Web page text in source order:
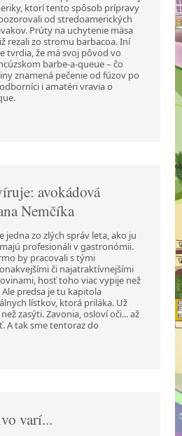
ktorí tento spôsob prípravy
od stredoamerických
Prúty na uchytenie mäsa
rezali zo stromu barbacoa. Iní
tvrdia, že má svoj pôvod vo
barbe-a-queue – čo
znamená pečenie od fúzov po
i amatéri vravia o
avokádová
Nemčíka
jedna zo zlých správ leta, ako ju
profesionáli v gastronómii.
by pracovali s tými
či najatraktívnejšími
hosť toho viac vypije než
Ale predsa je tu kapitola
lístkov, ktorá priláka. Už
zasýti. Zavonia, osloví oči... až
A tak sme tentoraz do
varí...